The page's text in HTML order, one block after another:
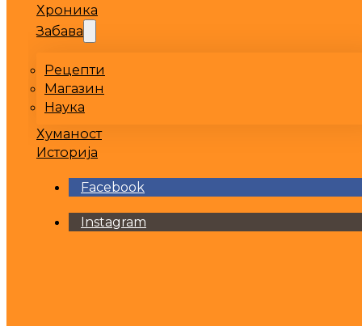
Хроника
Забава
Рецепти
Магазин
Наука
Хуманост
Историја
Facebook
Instagram